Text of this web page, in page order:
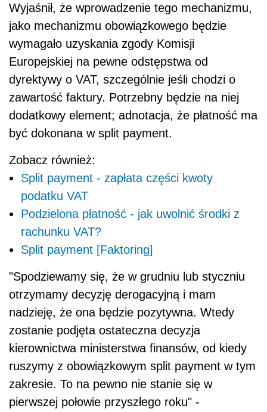
Wyjaśnił, że wprowadzenie tego mechanizmu,
jako mechanizmu obowiązkowego będzie
wymagało uzyskania zgody Komisji
Europejskiej na pewne odstępstwa od
dyrektywy o VAT, szczególnie jeśli chodzi o
zawartość faktury. Potrzebny będzie na niej
dodatkowy element; adnotacja, że płatność ma
być dokonana w split payment.
Zobacz również:
Split payment - zapłata części kwoty
podatku VAT
Podzielona płatność - jak uwolnić środki z
rachunku VAT?
Split payment [Faktoring]
"Spodziewamy się, że w grudniu lub styczniu
otrzymamy decyzję derogacyjną i mam
nadzieję, że ona będzie pozytywna. Wtedy
zostanie podjęta ostateczna decyzja
kierownictwa ministerstwa finansów, od kiedy
ruszymy z obowiązkowym split payment w tym
zakresie. To na pewno nie stanie się w
pierwszej połowie przyszłego roku" -